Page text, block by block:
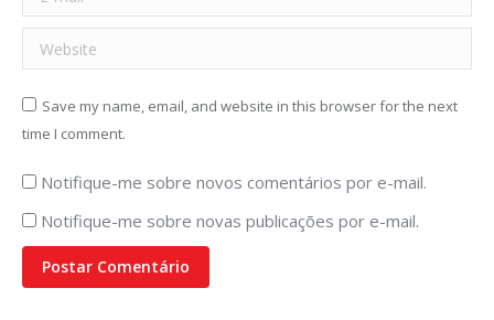
Website
Save my name, email, and website in this browser for the next
time I comment.
Notifique-me sobre novos comentários por e-mail.
Notifique-me sobre novas publicações por e-mail.
Postar Comentário